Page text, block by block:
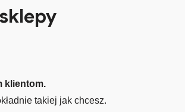
klientom.
takiej jak chcesz.